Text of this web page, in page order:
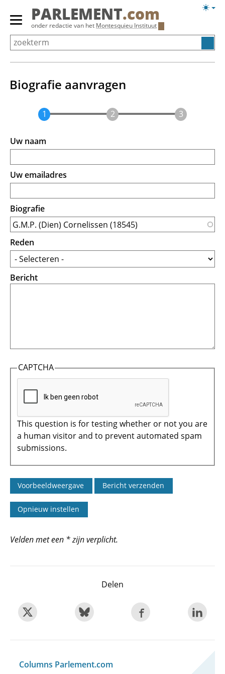
Overslaan
Primair
menu
tonen/verbergen
PARLEMENT.com
onder redactie van het Montesquieu Instituut
Biografie aanvragen
Uw naam
Uw emailadres
Biografie
Reden
Bericht
CAPTCHA
This question is for testing whether or not you are
a human visitor and to prevent automated spam
submissions.
Velden met een * zijn verplicht.
Delen
Columns Parlement.com